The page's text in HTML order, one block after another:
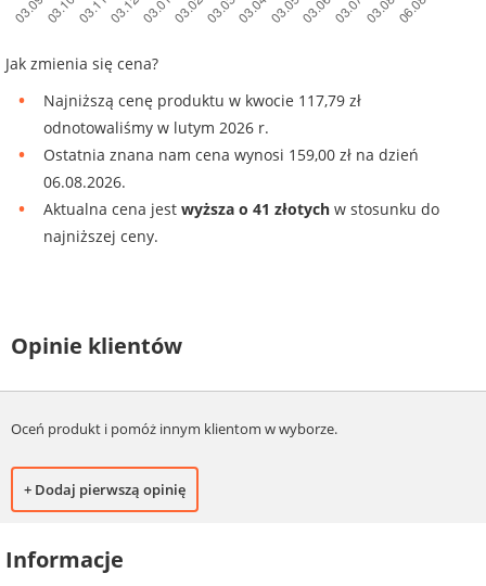
Jak zmienia się cena?
Najniższą cenę produktu w kwocie 117,79 zł
odnotowaliśmy w lutym 2026 r.
Ostatnia znana nam cena wynosi 159,00 zł na dzień
06.08.2026.
Aktualna cena jest wyższa o 41 złotych w stosunku do
najniższej ceny.
Opinie klientów
Oceń produkt i pomóż innym klientom w wyborze.
+ Dodaj pierwszą opinię
Informacje